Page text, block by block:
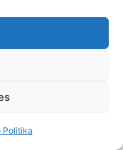
Politika
apie
kaip